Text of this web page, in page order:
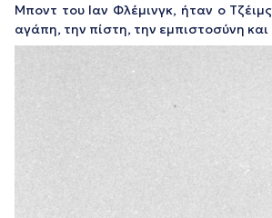
Μποντ του Ιαν Φλέμινγκ, ήταν ο
αγάπη, την πίστη, την εμπιστοσύνη